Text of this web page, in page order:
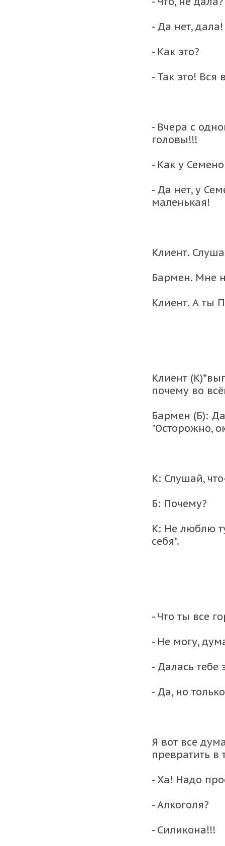
- Да нет,
- Как это?
- Так это! Вся
- Вчера с
головы!!!
- Как у
- Да нет, у
маленькая!
Клиент.
Бармен. Мне
Клиент. А ты
Клиент
почему во
Бармен (Б):
"Осторожно,
К: Слушай,
Б: Почему?
К: Не люблю
себя".
- Что ты все
- Не могу,
- Далась тебе
- Да, но
Я вот все
превратить в
- Ха! Надо
- Алкоголя?
- Силикона!!!